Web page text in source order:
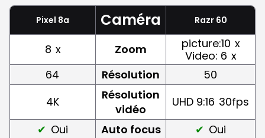
Pixel 8a Caméra Razr 60
8 x Zoom picture:10 x
Video: 6 x
64
Résolution
50
4K
Résolution
vidéo
UHD 9:16 30fps
Oui
Auto focus
Oui